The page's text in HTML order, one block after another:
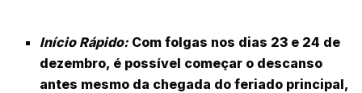
Início Rápido: Com folgas nos dias 23 e 24 de
dezembro, é possível começar o descanso
antes mesmo da chegada do feriado principal,